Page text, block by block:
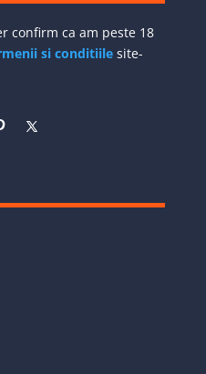
confirm ca am peste 18
si conditiilesite-